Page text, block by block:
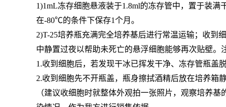
1)1mL冻存细胞悬液装于1.8ml的冻存管中，置于装
在-80℃的条件下保存1个月。
2)T-25培养瓶充满完全培养基后进行常温运输；收到
中静置过夜以帮助未死亡的悬浮细胞能够再次贴壁。
1.收到细胞后，若发现干冰已挥发干净、冻存管瓶盖
2.收到细胞先不开瓶盖，瓶身擦拭酒精后放在培养箱
（建议收细胞时就整体外观拍一张照片，观察培养